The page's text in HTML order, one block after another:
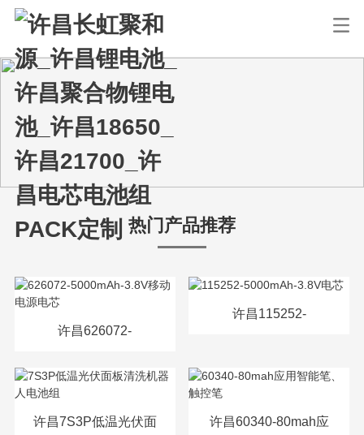
热门产品推荐
许昌626072-
许昌115252-
许昌7S3P低温光伏面 许昌60340-80mah应